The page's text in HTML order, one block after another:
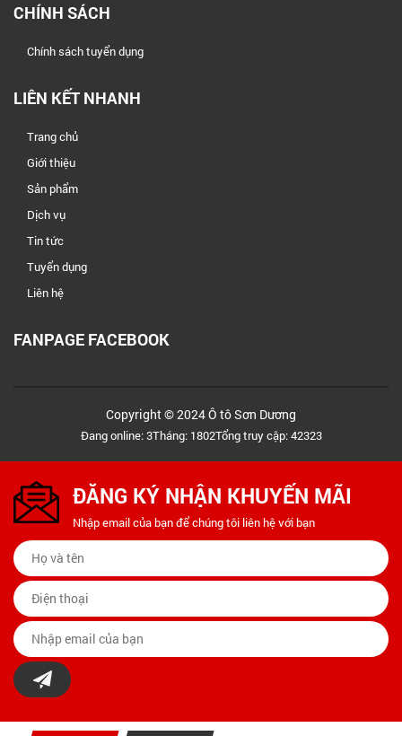
CHÍNH SÁCH
Chính sách tuyển dụng
LIÊN KẾT NHANH
Trang chủ
Giới thiệu
Sản phẩm
Dịch vụ
Tin tức
Tuyển dụng
Liên hệ
FANPAGE FACEBOOK
Copyright © 2024 Ô tô Sơn Dương
Đang online: 3Tháng: 1802Tổng truy cập: 42323
ĐĂNG KÝ NHẬN KHUYẾN MÃI
Nhập email của bạn để chúng tôi liên hệ với bạn